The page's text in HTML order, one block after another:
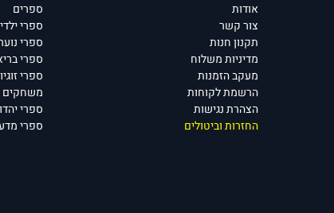
אודות
צור קשר
תקנון חנות
מדיניות משלוח
מעקב הזמנות
הרשמת לקוחות
הצהרת נגישות
החזרות וביטולים
ספרים
ספרי
ספרי
ספרי
ספרי
משחקים
ספרי
ספרי מדע